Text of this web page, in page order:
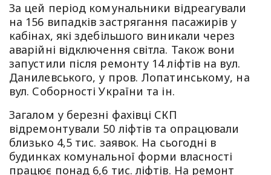
За цей період комунальники відреагували
на 156 випадків застрягання пасажирів у
кабінах, які здебільшого виникали через
аварійні відключення світла. Також вони
запустили після ремонту 14 ліфтів на вул.
Данилевського, у пров. Лопатинському, на
вул. Соборності України та ін.
Загалом у березні фахівці СКП
відремонтували 50 ліфтів та опрацювали
близько 4,5 тис. заявок. На сьогодні в
будинках комунальної форми власності
працює понад 6,6 тис. ліфтів. На ремонт